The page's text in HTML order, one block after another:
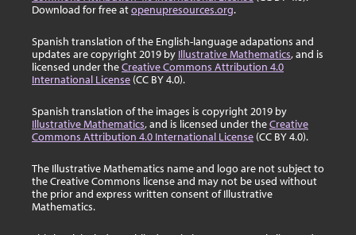
Download for free atopenupresources.org.
Spanish translation of the English-language adapations and
updates are copyright 2019 by Illustrative Mathematics, and is
licensed under theCreative Commons Attribution 4.0
International License (CC BY 4.0).
Spanish translation of the images is copyright 2019 by
Illustrative Mathematics, and is licensed under theCreative
Commons Attribution 4.0 International License (CC BY 4.0).
The Illustrative Mathematics name and logo are not subject to
the Creative Commons license and may not be used without
the prior and express written consent of Illustrative
Mathematics.